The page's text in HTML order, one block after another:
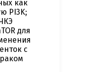
как
PI3K;
для
с